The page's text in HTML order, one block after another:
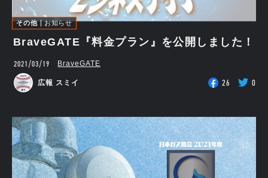
その他 お知らせ
BraveGATE『料金プラン』を公開しました！
2021/03/19 BraveGATE
広報 スミイ 26 0